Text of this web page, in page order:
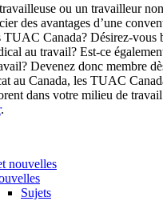
ou un travailleur
des avantages d’une
TUAC Canada? Désirez-vous
au travail? Est-ce
Devenez donc membre
au Canada, les TUAC
dans votre milieu de
.
nouvelles
Sujets